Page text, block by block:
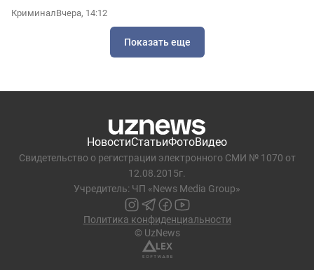
КриминалВчера, 14:12
Показать еще
НовостиСтатьиФотоВидео
Свидетельство о регистрации электронного СМИ № 1070 от
12.08.2015г.
Учредитель: ЧП «News Media Group»
Политика конфиденциальности
© UzNews